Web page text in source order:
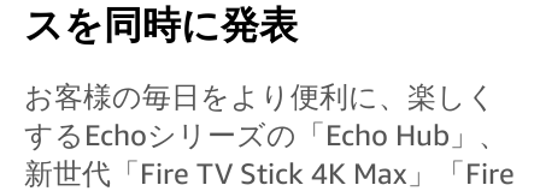
スを同時に発表
お客様の毎日をより便利に、楽しく
するEchoシリーズの「Echo Hub」、
新世代「Fire TV Stick 4K Max」「Fire